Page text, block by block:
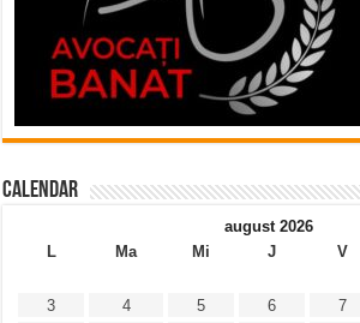
Calendar
august 2026
L
Ma Mi J V
3
4 5 6 7